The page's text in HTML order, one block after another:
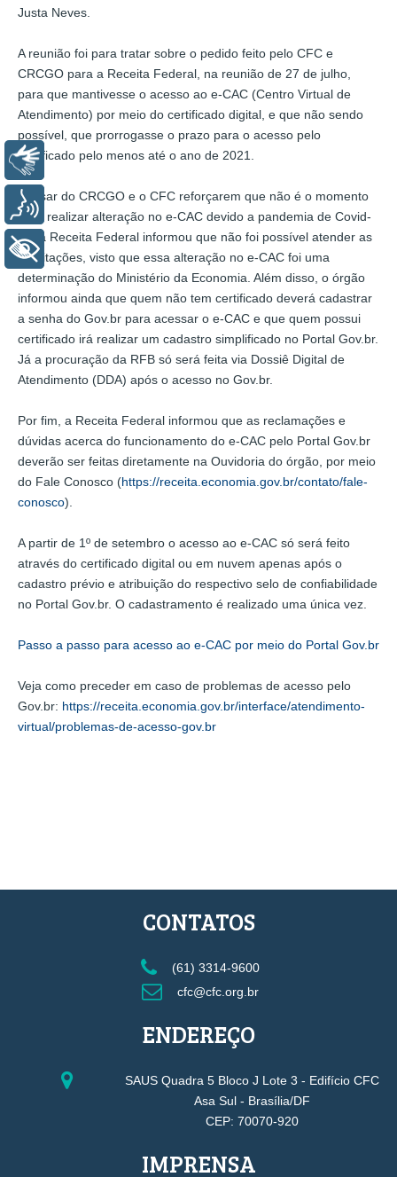
Justa Neves.
A reunião foi para tratar sobre o pedido feito pelo CFC e
CRCGO para a Receita Federal, na reunião de 27 de julho,
para que mantivesse o acesso ao e-CAC (Centro Virtual de
Atendimento) por meio do certificado digital, e que não sendo
possível, que prorrogasse o prazo para o acesso pelo
certificado pelo menos até o ano de 2021.
Apesar do CRCGO e o CFC reforçarem que não é o momento
para realizar alteração no e-CAC devido a pandemia de Covid-
19, a Receita Federal informou que não foi possível atender as
solicitações, visto que essa alteração no e-CAC foi uma
determinação do Ministério da Economia. Além disso, o órgão
informou ainda que quem não tem certificado deverá cadastrar
a senha do Gov.br para acessar o e-CAC e que quem possui
certificado irá realizar um cadastro simplificado no Portal Gov.br.
Já a procuração da RFB só será feita via Dossiê Digital de
Atendimento (DDA) após o acesso no Gov.br.
Por fim, a Receita Federal informou que as reclamações e
dúvidas acerca do funcionamento do e-CAC pelo Portal Gov.br
deverão ser feitas diretamente na Ouvidoria do órgão, por meio
do Fale Conosco (https://receita.economia.gov.br/contato/fale-
conosco).
A partir de 1º de setembro o acesso ao e-CAC só será feito
através do certificado digital ou em nuvem apenas após o
cadastro prévio e atribuição do respectivo selo de confiabilidade
no Portal Gov.br. O cadastramento é realizado uma única vez.
Passo a passo para acesso ao e-CAC por meio do Portal Gov.br
Veja como preceder em caso de problemas de acesso pelo
Gov.br: https://receita.economia.gov.br/interface/atendimento-
virtual/problemas-de-acesso-gov.br
CONTATOS
(61) 3314-9600
cfc@cfc.org.br
ENDEREÇO
SAUS Quadra 5 Bloco J Lote 3 - Edifício CFC
Asa Sul - Brasília/DF
CEP: 70070-920
IMPRENSA
Libras
Voz